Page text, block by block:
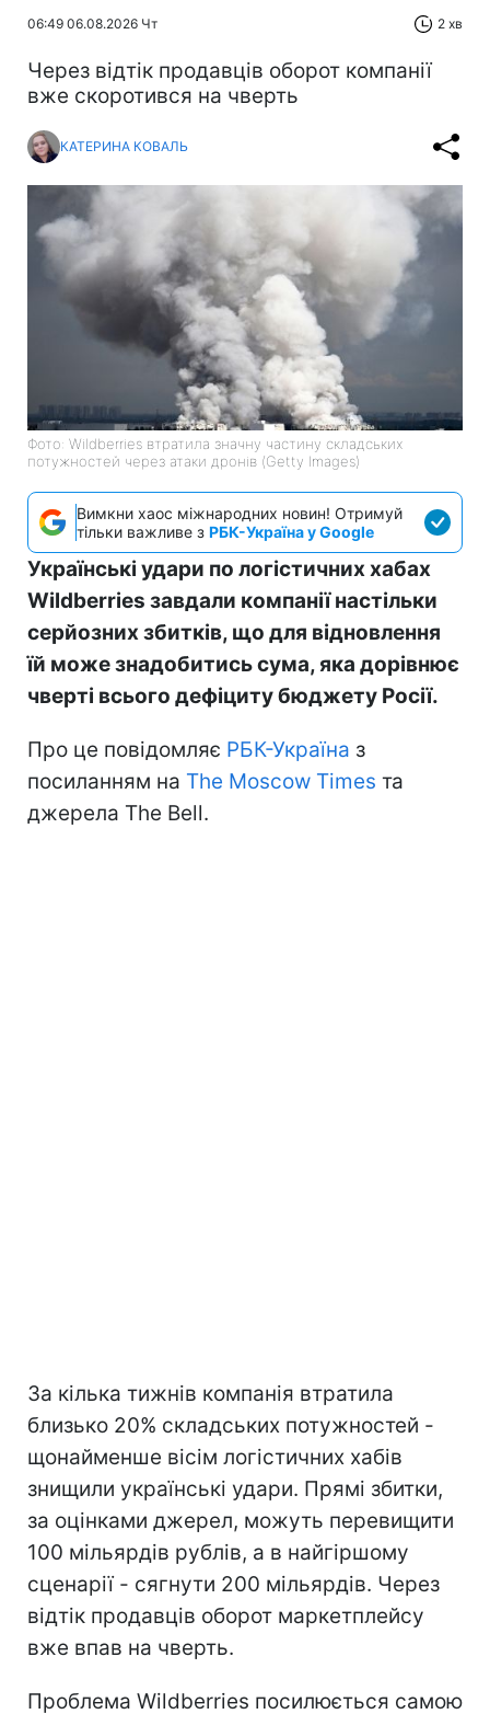
06:49 06.08.2026 Чт 2 хв
Через відтік продавців оборот компанії
вже скоротився на чверть
КАТЕРИНА КОВАЛЬ
Фото: Wildberries втратила значну частину складських
потужностей через атаки дронів (Getty Images)
Вимкни хаос міжнародних новин! Отримуй
тільки важливе з РБК-Україна у Google
Українські удари по логістичних хабах
Wildberries завдали компанії настільки
серйозних збитків, що для відновлення
їй може знадобитись сума, яка дорівнює
чверті всього дефіциту бюджету Росії.
Про це повідомляє РБК-Україна з
посиланням на The Moscow Times та
джерела The Bell.
За кілька тижнів компанія втратила
близько 20% складських потужностей -
щонайменше вісім логістичних хабів
знищили українські удари. Прямі збитки,
за оцінками джерел, можуть перевищити
100 мільярдів рублів, а в найгіршому
сценарії - сягнути 200 мільярдів. Через
відтік продавців оборот маркетплейсу
вже впав на чверть.
Проблема Wildberries посилюється самою